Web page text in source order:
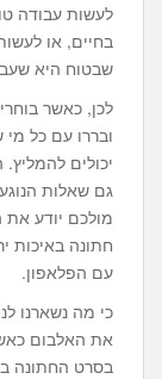
לעשות עבודה
בחיים, או
שבטוח היא
לכן, כאשר
ובררו עם כל
יכולים
גם שאלות
מולכם יודע
חתונה באיכות
עם הפלאפון.
כי מה נשארנו
את האלבום
בסרט החתונה